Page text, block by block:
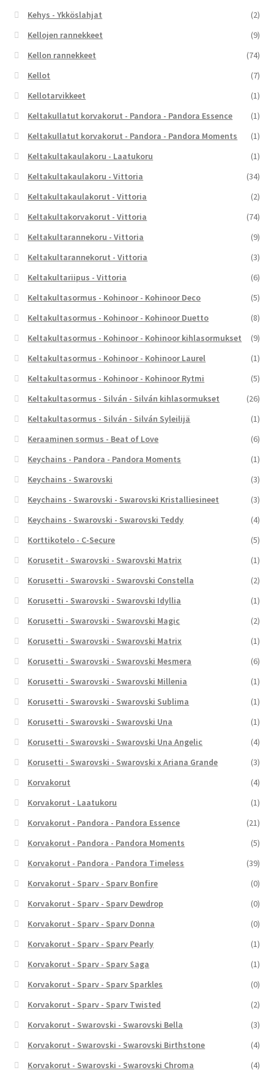
Kehys - Ykköslahjat
(2)
Kellojen rannekkeet
(9)
Kellon rannekkeet
(74)
Kellot
(7)
Kellotarvikkeet
(1)
Keltakullatut korvakorut - Pandora - Pandora Essence
(1)
Keltakullatut korvakorut - Pandora - Pandora Moments
(1)
Keltakultakaulakoru - Laatukoru
(1)
Keltakultakaulakoru - Vittoria
(34)
Keltakultakaulakorut - Vittoria
(2)
Keltakultakorvakorut - Vittoria
(74)
Keltakultarannekoru - Vittoria
(9)
Keltakultarannekorut - Vittoria
(3)
Keltakultariipus - Vittoria
(6)
Keltakultasormus - Kohinoor - Kohinoor Deco
(5)
Keltakultasormus - Kohinoor - Kohinoor Duetto
(8)
Keltakultasormus - Kohinoor - Kohinoor kihlasormukset
(9)
Keltakultasormus - Kohinoor - Kohinoor Laurel
(1)
Keltakultasormus - Kohinoor - Kohinoor Rytmi
(5)
Keltakultasormus - Silván - Silván kihlasormukset
(26)
Keltakultasormus - Silván - Silván Syleilijä
(1)
Keraaminen sormus - Beat of Love
(6)
Keychains - Pandora - Pandora Moments
(1)
Keychains - Swarovski
(3)
Keychains - Swarovski - Swarovski Kristalliesineet
(3)
Keychains - Swarovski - Swarovski Teddy
(4)
Korttikotelo - C-Secure
(5)
Korusetit - Swarovski - Swarovski Matrix
(1)
Korusetti - Swarovski - Swarovski Constella
(2)
Korusetti - Swarovski - Swarovski Idyllia
(1)
Korusetti - Swarovski - Swarovski Magic
(2)
Korusetti - Swarovski - Swarovski Matrix
(1)
Korusetti - Swarovski - Swarovski Mesmera
(6)
Korusetti - Swarovski - Swarovski Millenia
(1)
Korusetti - Swarovski - Swarovski Sublima
(1)
Korusetti - Swarovski - Swarovski Una
(1)
Korusetti - Swarovski - Swarovski Una Angelic
(4)
Korusetti - Swarovski - Swarovski x Ariana Grande
(3)
Korvakorut
(4)
Korvakorut - Laatukoru
(1)
Korvakorut - Pandora - Pandora Essence
(21)
Korvakorut - Pandora - Pandora Moments
(5)
Korvakorut - Pandora - Pandora Timeless
(39)
Korvakorut - Sparv - Sparv Bonfire
(0)
Korvakorut - Sparv - Sparv Dewdrop
(0)
Korvakorut - Sparv - Sparv Donna
(0)
Korvakorut - Sparv - Sparv Pearly
(1)
Korvakorut - Sparv - Sparv Saga
(1)
Korvakorut - Sparv - Sparv Sparkles
(0)
Korvakorut - Sparv - Sparv Twisted
(2)
Korvakorut - Swarovski - Swarovski Bella
(3)
Korvakorut - Swarovski - Swarovski Birthstone
(4)
Korvakorut - Swarovski - Swarovski Chroma
(4)